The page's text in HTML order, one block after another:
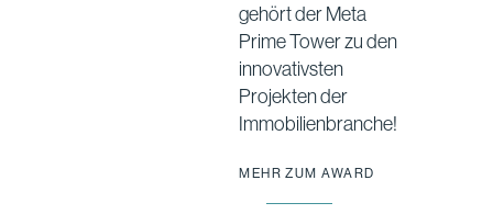
gehört der Meta
Prime Tower zu den
innovativsten
Projekten der
Immobilienbranche!
MEHR ZUM AWARD